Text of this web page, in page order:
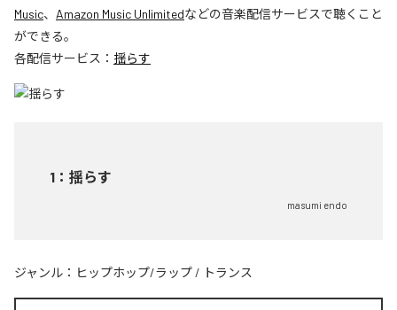
Music、 Amazon Music Unlimitedなどの音楽配信サービスで聴くこと
ができる。
各配信サービス： 揺らす
1 ： 揺らす
masumi endo
ジャンル： ヒップホップ/ラップ / トランス